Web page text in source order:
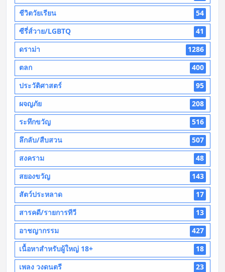
ชีวิตวัยเรียน
54
ซีรี่ส์วาย/LGBTQ
41
ดราม่า
1286
ตลก
400
ประวัติศาสตร์
95
ผจญภัย
208
ระทึกขวัญ
516
ลึกลับ/สืบสวน
507
สงคราม
48
สยองขวัญ
143
สัตว์ประหลาด
17
สารคดี/รายการทีวี
13
อาชญากรรม
427
เนื้อหาสำหรับผู้ใหญ่ 18+
18
เพลง วงดนตรี
23